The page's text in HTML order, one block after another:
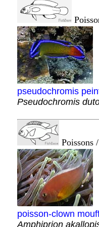
pseudochromis
Pseudochromis
Poissons
poisson-clown
Amphiprion